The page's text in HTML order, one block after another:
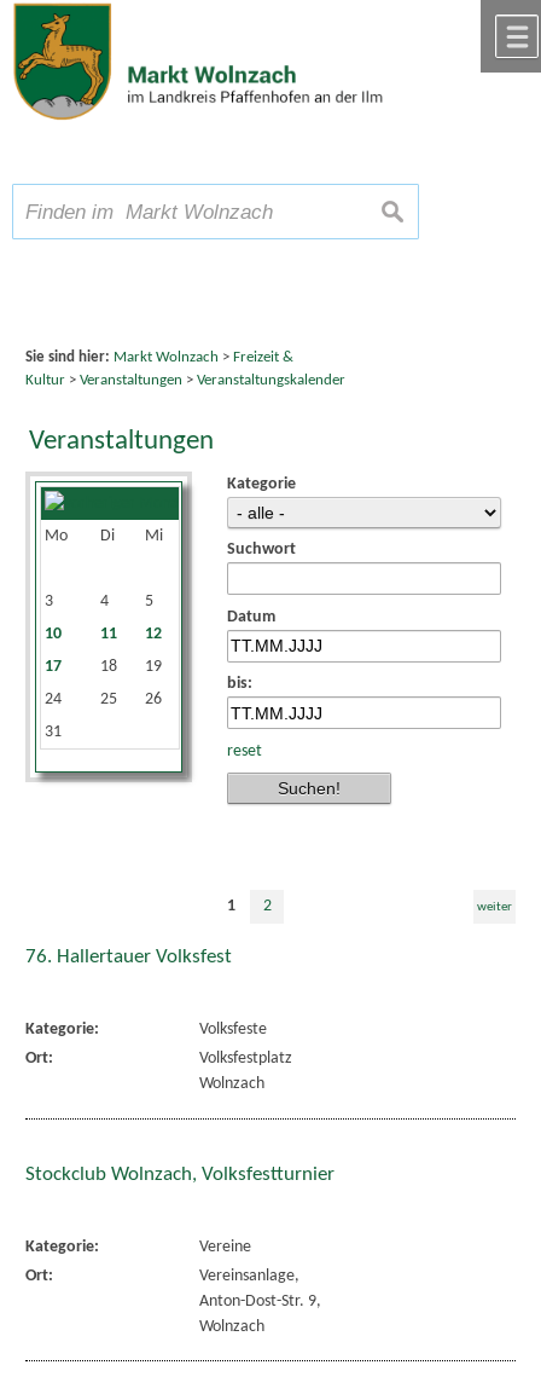
Zum Inhalt,zur Navigation
Schriftgröße A A A suchen
Sie sind hier: Markt Wolnzach > Freizeit &
Kultur> Veranstaltungen > Veranstaltungskalender
Veranstaltungen
August 2026
Mo
Di Mi
1
2
3
4 5
10
11 12 14 15
16
17
18 19 21 22
23
24
25 26 28 29
30
31
Kategorie
Suchwort
Datum
bis:
reset
1 2 weiter
76. Hallertauer Volksfest
Kategorie:
Volksfeste
Ort:
Volksfestplatz
Wolnzach
Stockclub Wolnzach, Volksfestturnier
Kategorie:
Vereine
Ort:
Vereinsanlage,
Anton-Dost-Str. 9,
Wolnzach